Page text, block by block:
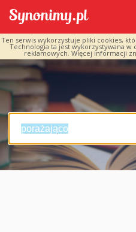
Ten serwis wykorzystuje pliki cookies,
Technologia ta jest wykorzystywana
reklamowych. Więcej informacji